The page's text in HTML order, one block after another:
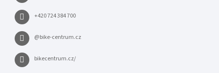
+420 724 384 700
@bike-centrum.cz
bikecentrum.cz/